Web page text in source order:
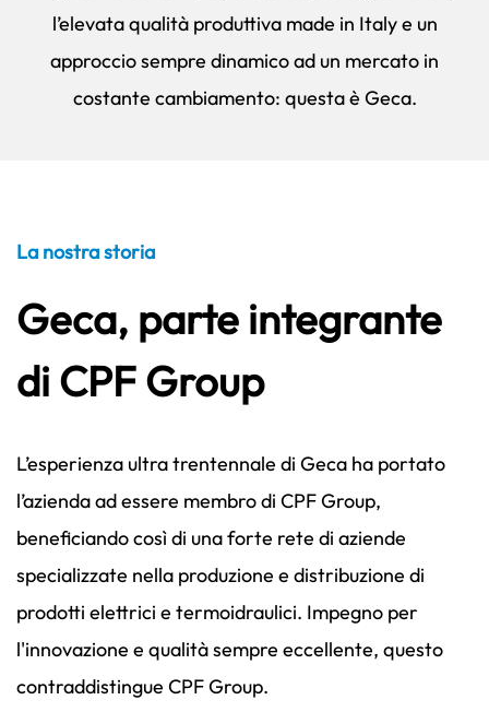
l’elevata qualità produttiva made in Italy e un
approccio sempre dinamico ad un mercato in
costante cambiamento: questa è Geca.
La nostra storia
Geca, parte integrante
di CPF Group
L’esperienza ultra trentennale di Geca ha portato
l’azienda ad essere membro di CPF Group,
beneficiando così di una forte rete di aziende
specializzate nella produzione e distribuzione di
prodotti elettrici e termoidraulici. Impegno per
l'innovazione e qualità sempre eccellente, questo
contraddistingue CPF Group.